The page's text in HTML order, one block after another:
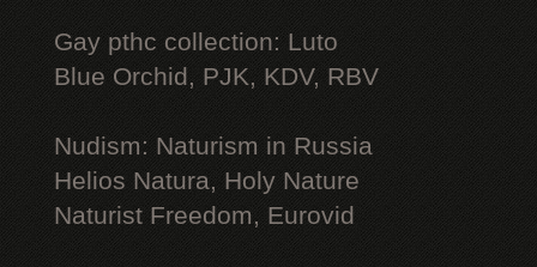
Gay рthс collection: Luto
Blue Orchid, PJK, KDV, RBV
Nudism: Naturism in Russia
Helios Natura, Holy Nature
Naturist Freedom, Eurovid